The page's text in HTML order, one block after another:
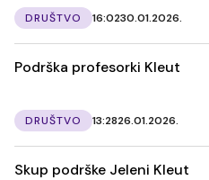
DRUŠTVO 16:0230.01.2026.
Podrška profesorki Kleut
DRUŠTVO 13:2826.01.2026.
Skup podrške Jeleni Kleut